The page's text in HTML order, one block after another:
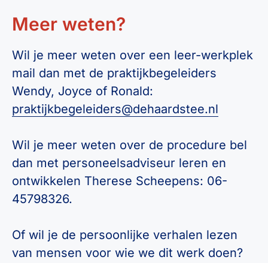
Meer weten?
Wil je meer weten over een leer-werkplek
mail dan met de praktijkbegeleiders
Wendy, Joyce of Ronald:
praktijkbegeleiders@dehaardstee.nl
Wil je meer weten over de procedure bel
dan met personeelsadviseur leren en
ontwikkelen Therese Scheepens: 06-
45798326.
Of wil je de persoonlijke verhalen lezen
van mensen voor wie we dit werk doen?